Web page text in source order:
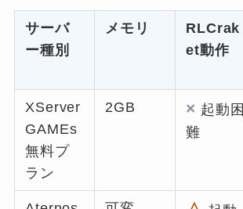
サーバ
ー種別
メモリ
RLCrak
et動作
XServer
GAMEs
無料プ
ラン
2GB × 起動困
難